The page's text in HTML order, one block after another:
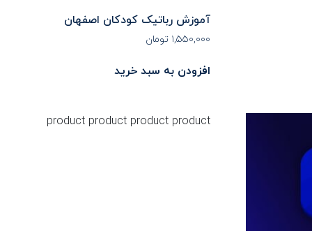
آموزش رباتیک کودکان اصفهان
۱,۵۵۰,۰۰۰ تومان
افزودن به سبد خرید
productproductproductproduct